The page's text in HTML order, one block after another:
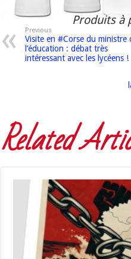
Produits à
Previous
Visite en #Corse du ministre
l’éducation : débat très
intéressant avec les lycéens !
Related